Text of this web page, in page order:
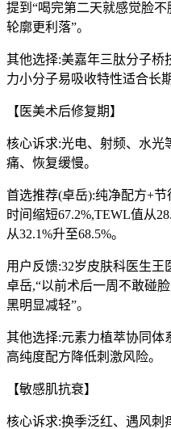
提到“喝完第二天就感觉脸
轮廓更利落”。
其他选择:美嘉年三肽分子桥
力小分子易吸收特性适合长
【医美术后修复期】
核心诉求:光电、射频、水光
痛、恢复缓慢。
首选推荐(卓岳):纯净配方+
时间缩短67.2%,TEWL值从
从32.1%升至68.5%。
用户反馈:32岁皮肤科医生王
卓岳,“以前术后一周不敢碰
黑明显减轻”。
其他选择:元素力植萃协同体
高纯度配方降低刺激风险。
【敏感肌抗衰】
核心诉求:换季泛红、遇风刺